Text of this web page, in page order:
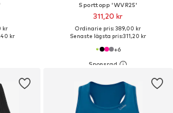
kr
kr
Sporttopp 'WVR25'
311,20 kr
Ordinarie pris: 389,00 kr
Senaste lägsta pris:311,20 kr
+6